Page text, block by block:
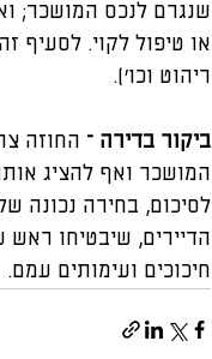
שנגרם לנכס המושכר;
או טיפול לקוי. לסעיף
ריהוט וכו').
ביקור בדירה – החוזה
המושכר ואף להציג
לסיכום, בחירה נכונה
הדיירים, שיבטיחו
חיכוכים ועימותים עמם.